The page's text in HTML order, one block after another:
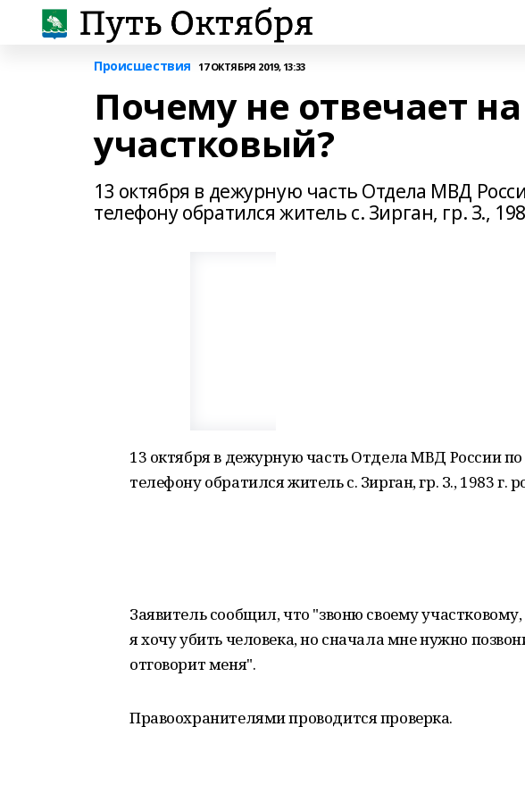
Происшествия 17 ОКТЯБРЯ 2019, 13:33
Почему не отвечает
участковый?
13 октября в дежурную часть Отдела МВД
телефону обратился житель с. Зирган, гр. З.,
13 октября в дежурную часть Отдела МВД России
телефону обратился житель с. Зирган, гр. З., 1983 г.
Заявитель сообщил, что "звоню своему участковому,
я хочу убить человека, но сначала мне нужно
отговорит меня".
Правоохранителями проводится проверка.